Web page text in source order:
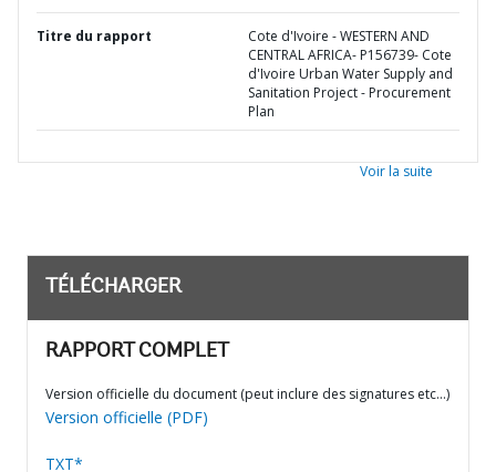
Titre du rapport
Cote d'Ivoire - WESTERN AND
CENTRAL AFRICA- P156739- Cote
d'Ivoire Urban Water Supply and
Sanitation Project - Procurement
Plan
Voir la suite
TÉLÉCHARGER
RAPPORT COMPLET
Version officielle du document (peut inclure des signatures etc…)
Version officielle (PDF)
TXT*